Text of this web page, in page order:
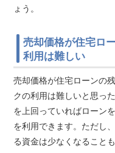
ょう。
売却価格が住宅ロ
利用は難しい
売却価格が住宅ローンの
クの利用は難しいと思っ
を上回っていればローン
を利用できます。ただし
る資金は少なくなること